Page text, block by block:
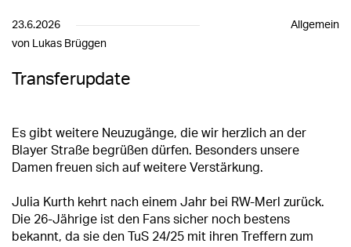
23.6.2026
Allgemein
von Lukas Brüggen
Transferupdate
Es gibt weitere Neuzugänge, die wir herzlich an der
Blayer Straße begrüßen dürfen. Besonders unsere
Damen freuen sich auf weitere Verstärkung.
Julia Kurth kehrt nach einem Jahr bei RW-Merl zurück.
Die 26-Jährige ist den Fans sicher noch bestens
bekannt, da sie den TuS 24/25 mit ihren Treffern zum